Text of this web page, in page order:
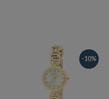
-10%